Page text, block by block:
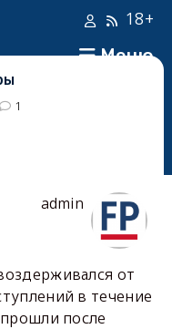
Меню
18+
1
admin
от
в течение
после